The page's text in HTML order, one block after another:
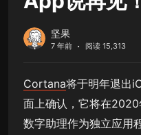
坚果
7 年前 阅读 15,313
Cortana将于明年退出
面上确认，它将在
数字助理作为独立应用